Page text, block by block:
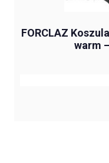
FORCLAZ
warm